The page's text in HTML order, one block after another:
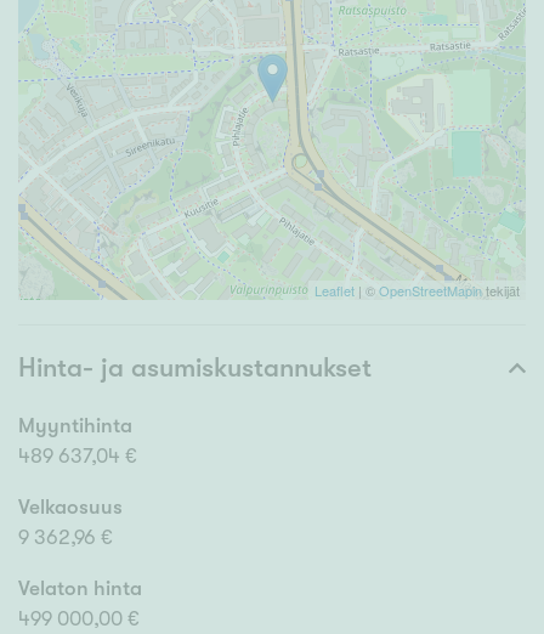
Leaflet | ©OpenStreetMapintekijät
Hinta- ja asumiskustannukset
Myyntihinta
489 637,04 €
Velkaosuus
9 362,96 €
Velaton hinta
499 000,00 €